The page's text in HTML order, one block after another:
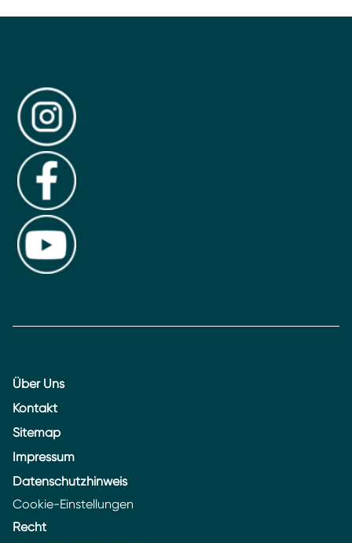
Über Uns
Kontakt
Sitemap
Impressum
Datenschutzhinweis
Cookie-Einstellungen
Recht